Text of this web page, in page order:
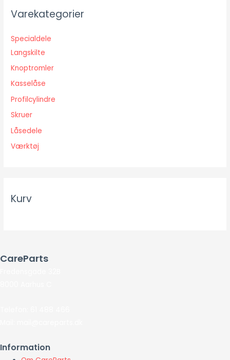
e
:
Varekategorier
Specialdele
Langskilte
Knoptromler
Kasselåse
Profilcylindre
Skruer
Låsedele
Værktøj
Kurv
CareParts
Information